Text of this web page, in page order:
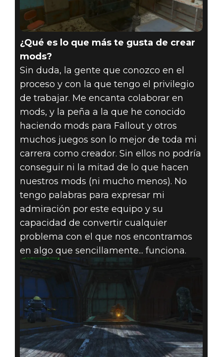
¿Qué es lo que más te gusta de crear
mods?
Sin duda, la gente que conozco en el
proceso y con la que tengo el privilegio
de trabajar. Me encanta colaborar en
mods, y la peña a la que he conocido
haciendo mods para Fallout y otros
muchos juegos son lo mejor de toda mi
carrera como creador. Sin ellos no podría
conseguir ni la mitad de lo que hacen
nuestros mods (ni mucho menos). No
tengo palabras para expresar mi
admiración por este equipo y su
capacidad de convertir cualquier
problema con el que nos encontramos
en algo que sencillamente... funciona.